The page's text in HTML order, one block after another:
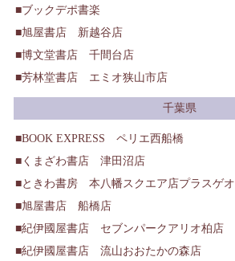
ブックデポ書楽
旭屋書店 新越谷店
博文堂書店 千間台店
芳林堂書店 エミオ狭山市店
千葉県
BOOK EXPRESS ペリエ西船橋
くまざわ書店 津田沼店
ときわ書房 本八幡スクエア店プラスゲオ
旭屋書店 船橋店
紀伊國屋書店 セブンパークアリオ柏店
紀伊國屋書店 流山おおたかの森店